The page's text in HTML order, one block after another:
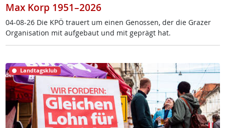
Max Korp 1951–2026
04-08-26 Die KPÖ trau­ert um ei­nen Ge­nos­sen, der die Gra­zer
Or­ga­ni­sa­ti­on mit auf­ge­baut und mit ge­prägt hat.
Landtagsklub